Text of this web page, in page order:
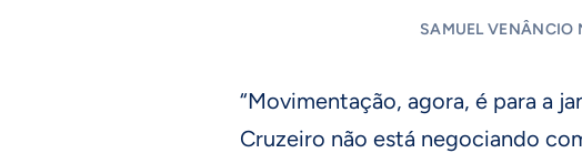
SAMUEL VENÂNCIO
“Movimentação, agora, é para a
Cruzeiro não está negociando